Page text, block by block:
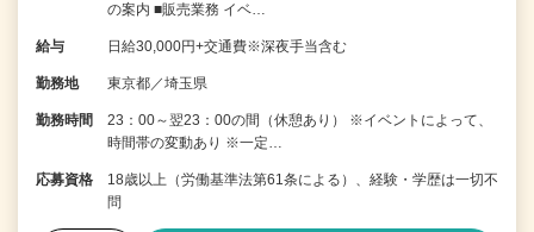
の案内 ■販売業務 イベ…
給与 日給30,000円+交通費※深夜手当含む
勤務地 東京都／埼玉県
勤務時間
23：00～翌23：00の間（休憩あり） ※イベントによって、
時間帯の変動あり ※一定…
応募資格
18歳以上（労働基準法第61条による）、経験・学歴は一切不
問